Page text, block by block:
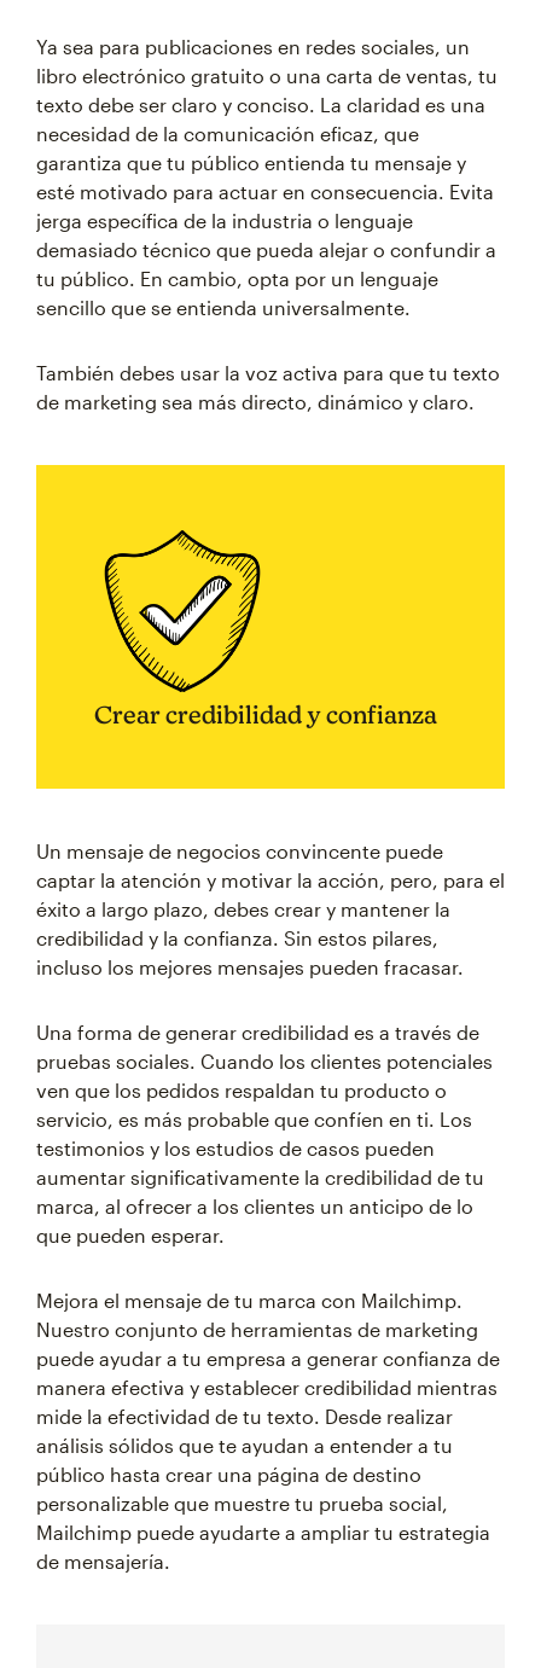
Ya sea para publicaciones en redes sociales, un
libro electrónico gratuito o una carta de ventas, tu
texto debe ser claro y conciso. La claridad es una
necesidad de la comunicación eficaz, que
garantiza que tu público entienda tu mensaje y
esté motivado para actuar en consecuencia. Evita
jerga específica de la industria o lenguaje
demasiado técnico que pueda alejar o confundir a
tu público. En cambio, opta por un lenguaje
sencillo que se entienda universalmente.
También debes usar la voz activa para que tu texto
de marketing sea más directo, dinámico y claro.
Crear credibilidad y confianza
Un mensaje de negocios convincente puede
captar la atención y motivar la acción, pero, para el
éxito a largo plazo, debes crear y mantener la
credibilidad y la confianza. Sin estos pilares,
incluso los mejores mensajes pueden fracasar.
Una forma de generar credibilidad es a través de
pruebas sociales. Cuando los clientes potenciales
ven que los pedidos respaldan tu producto o
servicio, es más probable que confíen en ti. Los
testimonios y los estudios de casos pueden
aumentar significativamente la credibilidad de tu
marca, al ofrecer a los clientes un anticipo de lo
que pueden esperar.
Mejora el mensaje de tu marca con Mailchimp.
Nuestro conjunto de herramientas de marketing
puede ayudar a tu empresa a generar confianza de
manera efectiva y establecer credibilidad mientras
mide la efectividad de tu texto. Desde realizar
análisis sólidos que te ayudan a entender a tu
público hasta crear una página de destino
personalizable que muestre tu prueba social,
Mailchimp puede ayudarte a ampliar tu estrategia
de mensajería.